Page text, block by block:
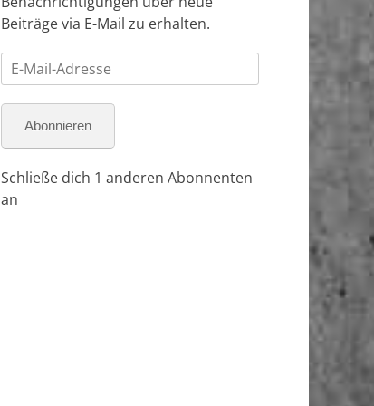
Beiträge via E-Mail zu erhalten.
E-
Mail-
Adresse
Abonnieren
Schließe dich 1 anderen Abonnenten
an